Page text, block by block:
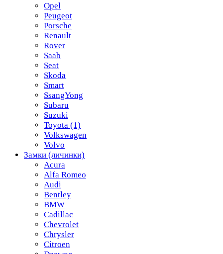
Opel
Peugeot
Porsche
Renault
Rover
Saab
Seat
Skoda
Smart
SsangYong
Subaru
Suzuki
Toyota (1)
Volkswagen
Volvo
Замки (личинки)
Acura
Alfa Romeo
Audi
Bentley
BMW
Cadillac
Chevrolet
Chrysler
Citroen